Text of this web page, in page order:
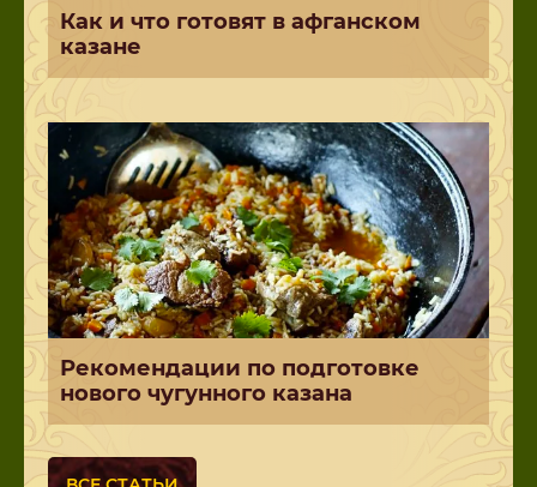
Как и что готовят в афганском
казане
Рекомендации по подготовке
нового чугунного казана